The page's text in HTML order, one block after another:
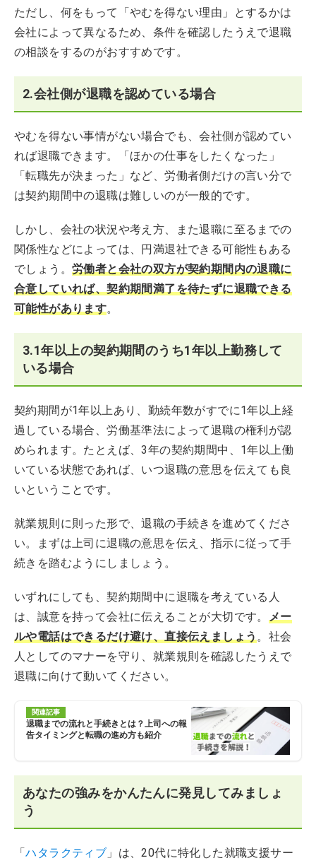
ただし、何をもって「やむを得ない理由」とするかは
会社によって異なるため、条件を確認したうえで退職
の相談をするのがおすすめです。
2.会社側が退職を認めている場合
やむを得ない事情がない場合でも、会社側が認めてい
れば退職できます。「ほかの仕事をしたくなった」
「転職先が決まった」など、労働者側だけの言い分で
は契約期間中の退職は難しいのが一般的です。
しかし、会社の状況や考え方、また退職に至るまでの
関係性などによっては、円満退社できる可能性もある
でしょう。 労働者と会社の双方が契約期間内の退職に
合意していれば、契約期間満了を待たずに退職できる
可能性があります。
3.1年以上の契約期間のうち1年以上勤務して
いる場合
契約期間が1年以上あり、勤続年数がすでに1年以上経
過している場合、労働基準法によって退職の権利が認
められます。たとえば、3年の契約期間中、1年以上働
いている状態であれば、いつ退職の意思を伝えても良
いということです。
就業規則に則った形で、退職の手続きを進めてくださ
い。まずは上司に退職の意思を伝え、指示に従って手
続きを踏むようにしましょう。
いずれにしても、契約期間中に退職を考えている人
は、誠意を持って会社に伝えることが大切です。 メー
ルや電話はできるだけ避け、直接伝えましょう。社会
人としてのマナーを守り、就業規則を確認したうえで
退職に向けて動いてください。
関連記事
退職までの流れと手続きとは？上司への報
告タイミングと転職の進め方も紹介
あなたの強みをかんたんに発見してみましょ
う
「ハタラクティブ 」は、20代に特化した就職支援サー